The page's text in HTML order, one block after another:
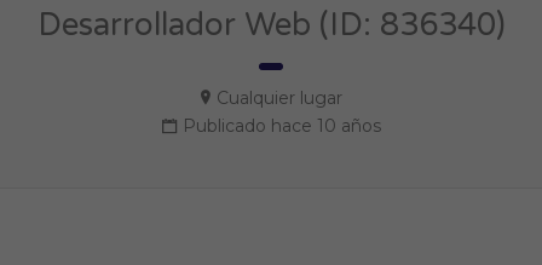
Desarrollador Web (ID: 836340)
Cualquier lugar
Publicado hace 10 años